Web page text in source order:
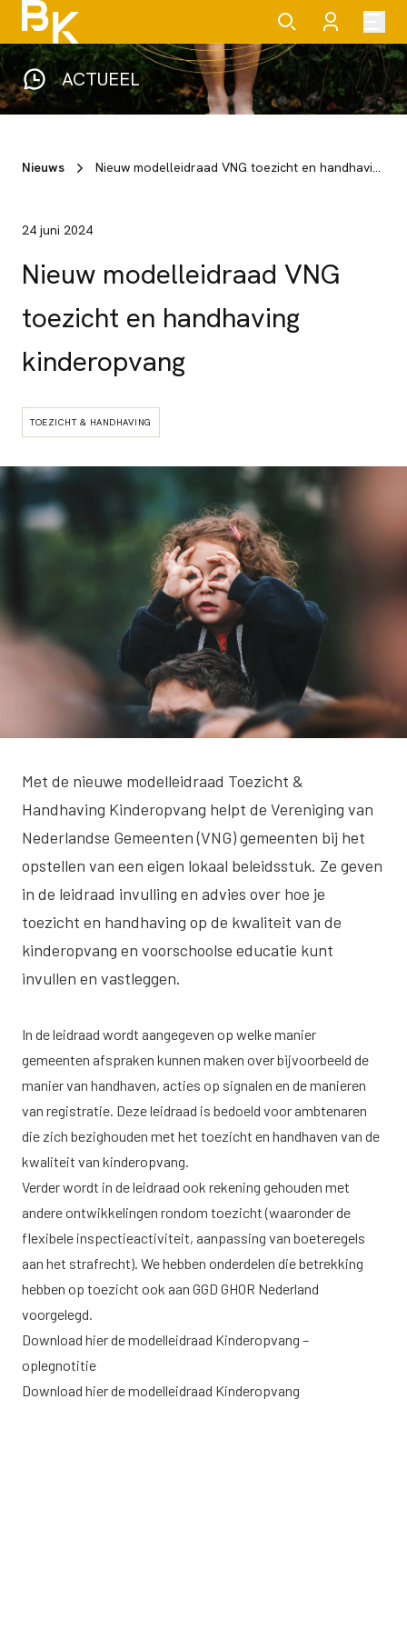
ACTUEEL
Nieuws Nieuw modelleidraad VNG toezicht en handhaving kinderopvang
24 juni 2024
Nieuw modelleidraad VNG
toezicht en handhaving
kinderopvang
TOEZICHT & HANDHAVING
Met de nieuwe modelleidraad Toezicht &
Handhaving Kinderopvang helpt de Vereniging van
Nederlandse Gemeenten (VNG) gemeenten bij het
opstellen van een eigen lokaal beleidsstuk. Ze geven
in de leidraad invulling en advies over hoe je
toezicht en handhaving op de kwaliteit van de
kinderopvang en voorschoolse educatie kunt
invullen en vastleggen.
In de leidraad wordt aangegeven op welke manier
gemeenten afspraken kunnen maken over bijvoorbeeld de
manier van handhaven, acties op signalen en de manieren
van registratie. Deze leidraad is bedoeld voor ambtenaren
die zich bezighouden met het toezicht en handhaven van de
kwaliteit van kinderopvang.
Verder wordt in de leidraad ook rekening gehouden met
andere ontwikkelingen rondom toezicht (waaronder de
flexibele inspectieactiviteit, aanpassing van boeteregels
aan het strafrecht). We hebben onderdelen die betrekking
hebben op toezicht ook aan GGD GHOR Nederland
voorgelegd.
Download hierde modelleidraad Kinderopvang –
oplegnotitie
Download hierde modelleidraad Kinderopvang